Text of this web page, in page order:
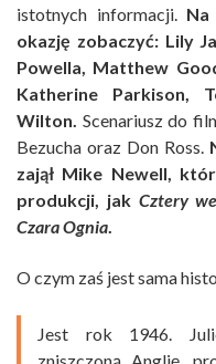
istotnych informacji.
okazję zobaczyć: Lily
Powella, Matthew
Katherine Parkison,
Wilton. Scenariusz do
Bezucha oraz Don Ross.
zajął Mike Newell,
produkcji, jak Cztery
Czara Ognia
O czym zaś jest sama
Jest rok 1946.